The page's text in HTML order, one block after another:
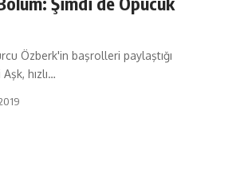
Özberk'in başrolleri paylaştığı
hızlı…